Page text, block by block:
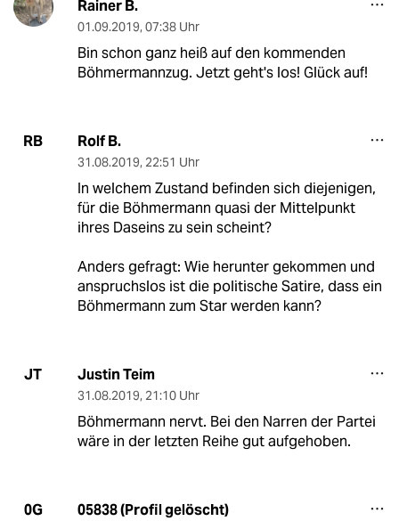
Rainer B.
01.09.2019, 07:38 Uhr
Bin schon ganz heiß auf den kommenden
Böhmermannzug. Jetzt geht's los! Glück auf!
RB Rolf B.
31.08.2019, 22:51 Uhr
In welchem Zustand befinden sich diejenigen,
für die Böhmermann quasi der Mittelpunkt
ihres Daseins zu sein scheint?
Anders gefragt: Wie herunter gekommen und
anspruchslos ist die politische Satire, dass ein
Böhmermann zum Star werden kann?
JT Justin Teim
31.08.2019, 21:10 Uhr
Böhmermann nervt. Bei den Narren der Partei
wäre in der letzten Reihe gut aufgehoben.
0G 05838 (Profil gelöscht)